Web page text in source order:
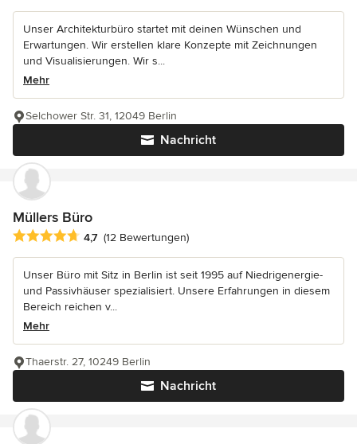
Unser Architekturbüro startet mit deinen Wünschen und
Erwartungen. Wir erstellen klare Konzepte mit Zeichnungen
und Visualisierungen. Wir s...
Mehr
Nachricht
Selchower Str. 31, 12049 Berlin
Müllers Büro
Durchschnittliche Bewertung: 4.7 von 5 Sternen
4,7 (12 Bewertungen)
Unser Büro mit Sitz in Berlin ist seit 1995 auf Niedrigenergie-
und Passivhäuser spezialisiert. Unsere Erfahrungen in diesem
Bereich reichen v...
Mehr
Nachricht
Thaerstr. 27, 10249 Berlin